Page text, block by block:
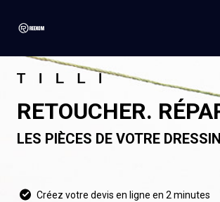
RETOUCHER.
LES PIÈCES DE VOTRE
Créez votre devis en ligne en 2 minutes